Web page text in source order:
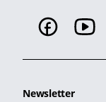
Newsletter